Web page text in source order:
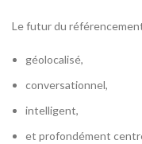
Le futur du
géolocalisé,
conversationnel,
intelligent,
et profondément